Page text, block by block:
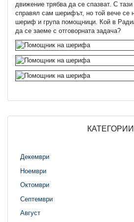
движение трябва да се спазват. С
справял сам шерифът, но той вече се
шериф и група помощници. Кой в
да се заеме с отговорната задача?
КАТЕГОРИИ
Декември
Ноември
Октомври
Септември
Август